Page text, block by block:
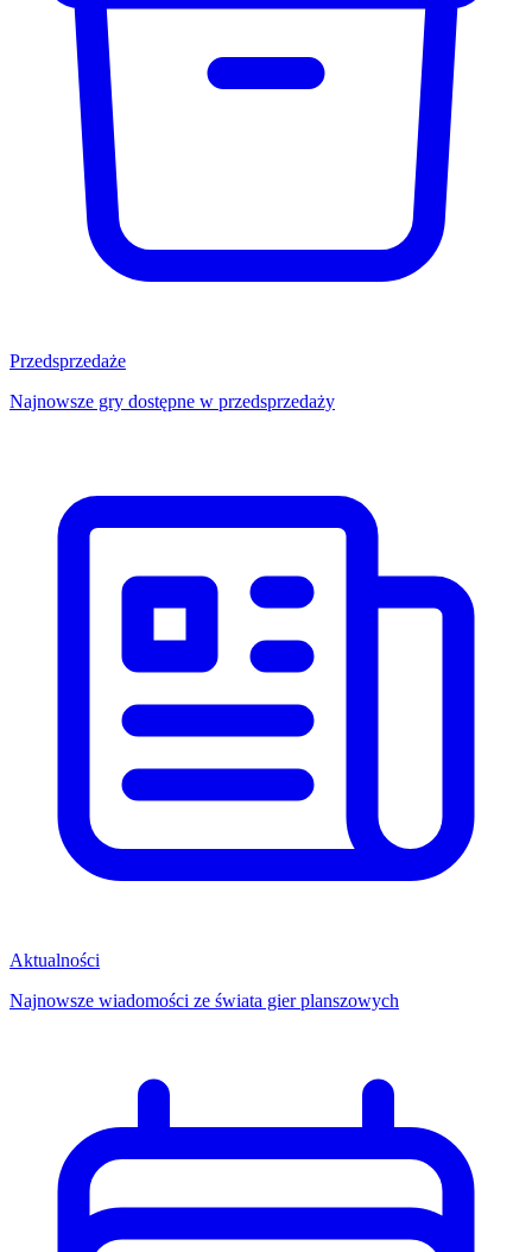
Przedsprzedaże
Najnowsze gry dostępne w przedsprzedaży
Aktualności
Najnowsze wiadomości ze świata gier planszowych